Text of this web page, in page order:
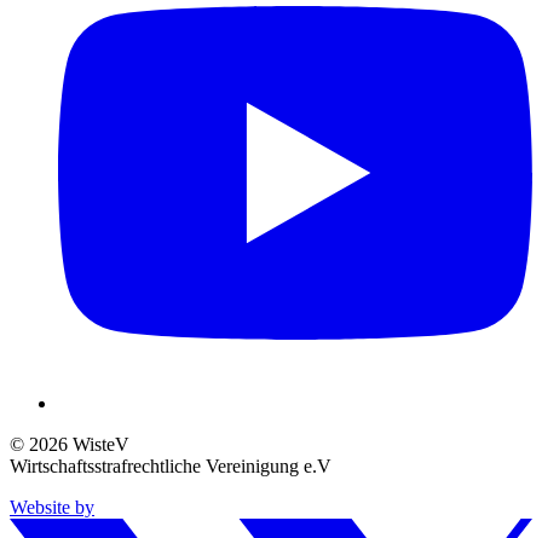
© 2026 WisteV
Wirtschaftsstrafrechtliche Vereinigung e.V
Website by